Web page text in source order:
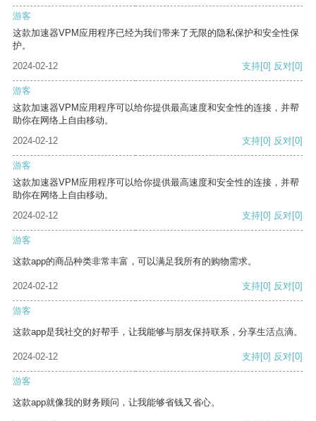
游客
这款加速器VPM应用程序已经为我们带来了无限的隐私保护和安全性保
护。
2024-02-12
支持[0] 反对[0]
游客
这款加速器VPM应用程序可以给你提供最高速度和安全性的连接，并帮
助你在网络上自由移动。
2024-02-12
支持[0] 反对[0]
游客
这款加速器VPM应用程序可以给你提供最高速度和安全性的连接，并帮
助你在网络上自由移动。
2024-02-12
支持[0] 反对[0]
游客
这款app的商品种类非常丰富，可以满足我所有的购物需求。
2024-02-12 支持[0] 反对[0]
游客
这款app是我社交的好帮手，让我能够与朋友保持联系，分享生活点滴。
2024-02-12 支持[0] 反对[0]
游客
这款app就像我的财务顾问，让我能够省钱又省心。